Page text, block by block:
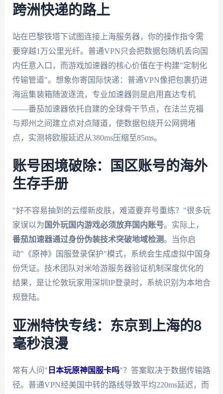
跨洲快递的路上
站在巴黎铁塔下试图连接上海服务器，你的操作指令需
要穿越1万公里光纤。普通VPN只会把数据包随机丢向国
内任意入口，而游戏加速器的核心价值在于构建"定制化
传输管道"。想象你寄国际快递：普通VPN像把包裹扔进
海运集装箱随波逐流，专业加速器则是启用直达专机
——番茄加速器依托自建的全球骨干节点，在法兰克福
与郑州之间建立点对点隧道，使数据包绕开公网拥堵
点，实测将欧服延迟从380ms压缩至85ms。
账号困境破除：国区账号的海外
生存手册
"好不容易抽到的云缨新皮肤，难道要弃号重练？"很多玩
家误以为 国外玩国内游戏必须放弃国内账号。实际上，
番茄加速器通过身份伪装技术突破地域检测。当你启
动"《原神》国服登录保护"模式，系统会生成虚拟中国身
份凭证。技术团队对米哈游服务器验证机制深度优化的
结果，是让伦敦玩家用深圳IP登录时，系统识别为本地合
规登陆。
亚洲特快专线：东京到上海的8
毫秒浪漫
常有人问" 日本玩原神国服卡吗"？答案取决于数据传输路
径。普通VPN经美国中转的路线导致平均220ms延迟，而